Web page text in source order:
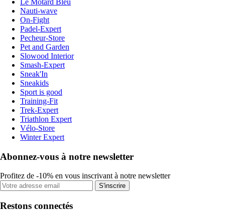
Le Motard Bleu
Nauti-wave
On-Fight
Padel-Expert
Pecheur-Store
Pet and Garden
Slowood Interior
Smash-Expert
Sneak'In
Sneakids
Sport is good
Training-Fit
Trek-Expert
Triathlon Expert
Vélo-Store
Winter Expert
Abonnez-vous à notre newsletter
Profitez de -10% en vous inscrivant à notre newsletter
S'inscrire
Restons connectés